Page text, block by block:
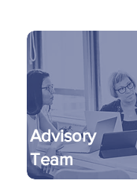
Advisory
Team